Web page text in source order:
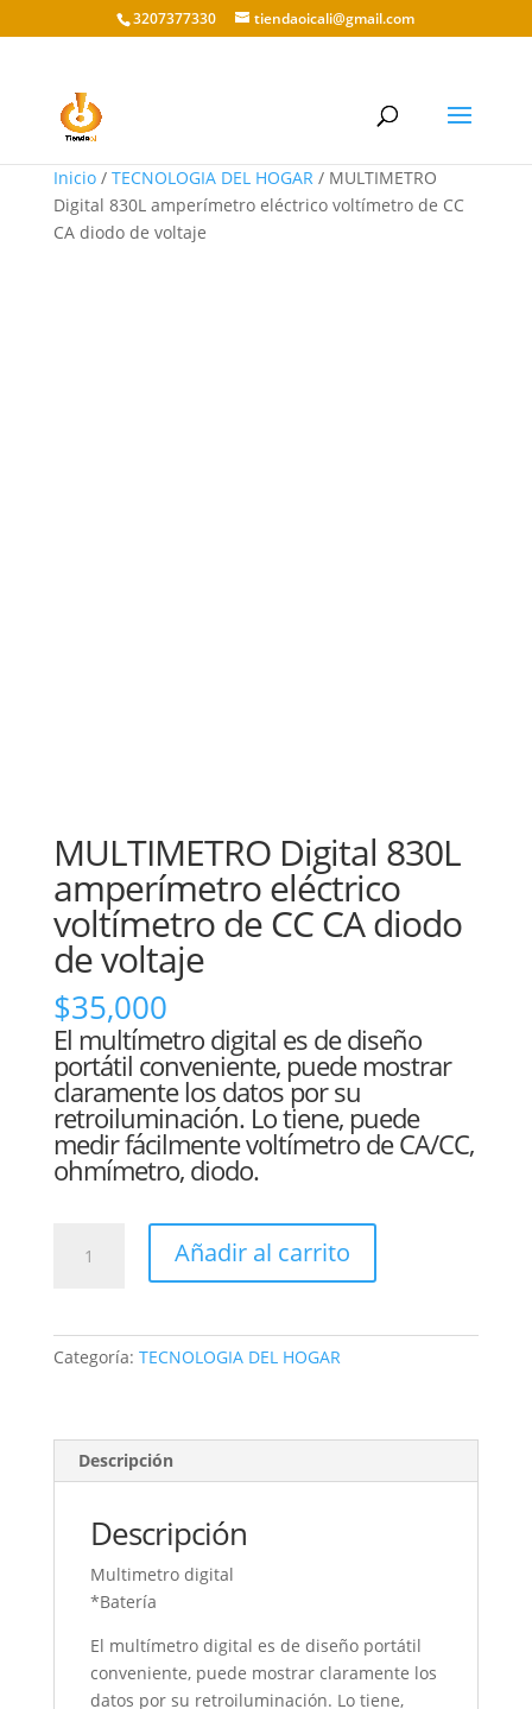
3207377330 tiendaoicali@gmail.com
Inicio/ TECNOLOGIA DEL HOGAR/ MULTIMETRO
Digital 830L amperímetro eléctrico voltímetro de CC
CA diodo de voltaje
MULTIMETRO Digital 830L
amperímetro eléctrico
voltímetro de CC CA diodo
de voltaje
$35,000
El multímetro digital es de diseño
portátil conveniente, puede mostrar
claramente los datos por su
retroiluminación. Lo tiene, puede
medir fácilmente voltímetro de CA/CC,
ohmímetro, diodo.
Digital
eléctrico
voltímetro
diodo
voltaje
cantidad
Añadir al carrito
Categoría: TECNOLOGIA DEL HOGAR
Descripción
Descripción
Multimetro digital
*Batería
El multímetro digital es de diseño portátil
conveniente, puede mostrar claramente los
datos por su retroiluminación. Lo tiene,